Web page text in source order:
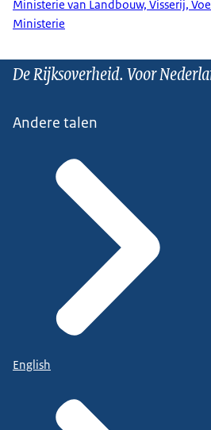
Ministerie van Landbouw, Visserij,
Ministerie
De Rijksoverheid. Voor
Andere talen
English